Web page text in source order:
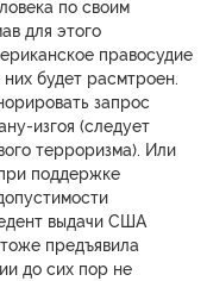
по своим
для этого
правосудие
будет расмтроен.
запрос
изгоя (следует
терроризма). Или
поддержке
выдачи США
предъявила
до сих пор не